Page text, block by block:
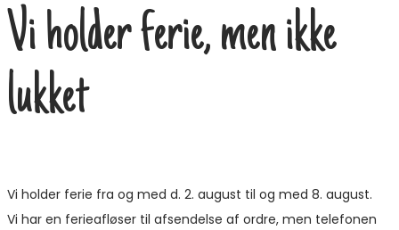
Vi holder ferie, men ikke
lukket
Vi holder ferie fra og med d. 2. august til og med 8. august.
Vi har en ferieafløser til afsendelse af ordre, men telefonen